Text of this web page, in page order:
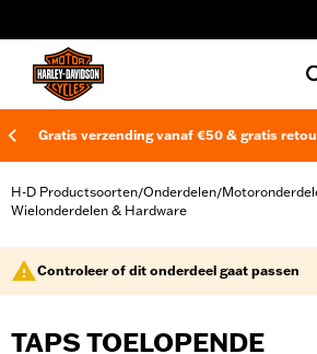
Gratis verzending vanaf €50 & gratis
H-D Productsoorten/Onderdelen/
Wielonderdelen & Hardware
Controleer of dit onderdeel gaat passen
TAPS TOELOPENDE